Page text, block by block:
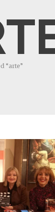
“arte”